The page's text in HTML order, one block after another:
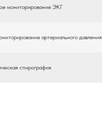
мониторирование ЭКГ
артериального давления
спирография